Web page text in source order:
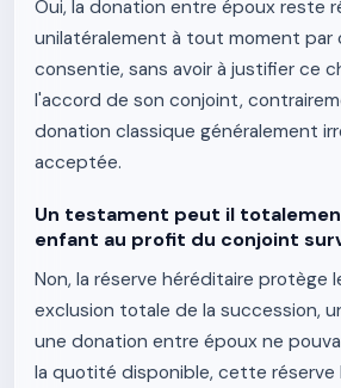
Oui, la donation entre époux reste
unilatéralement à tout moment par
consentie, sans avoir à justifier ce
l'accord de son conjoint,
donation classique généralement
acceptée.
Un testament peut il
enfant au profit du conjoint
Non, la réserve héréditaire protège
exclusion totale de la succession,
une donation entre époux ne
la quotité disponible, cette réserve